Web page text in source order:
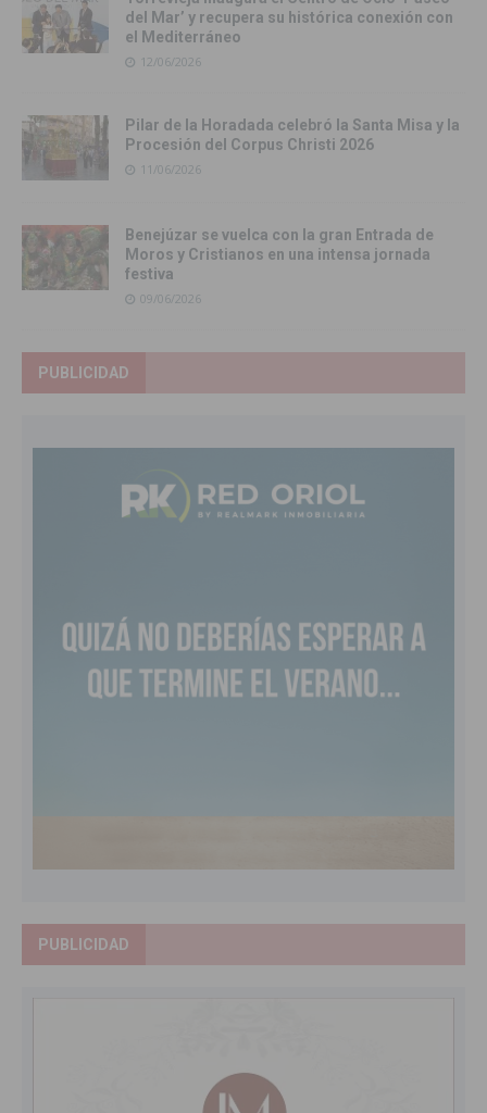
del Mar’ y recupera su histórica conexión con
el Mediterráneo
12/06/2026
Pilar de la Horadada celebró la Santa Misa y la
Procesión del Corpus Christi 2026
11/06/2026
Benejúzar se vuelca con la gran Entrada de
Moros y Cristianos en una intensa jornada
festiva
09/06/2026
PUBLICIDAD
PUBLICIDAD